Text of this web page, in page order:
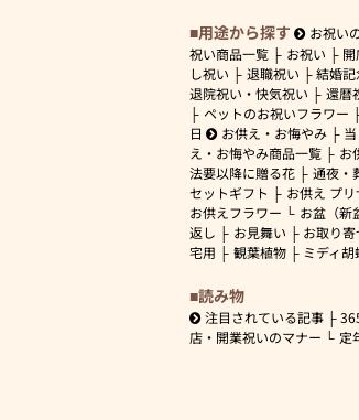
用途から探す お祝い
祝い商品一覧
お祝い
し祝い
退職祝い 結婚記
退院祝い・快気祝い
還暦
ペットのお祝いフラワー
日
お供え・お悔やみ
え・お悔やみ商品一覧
お
法要以降に贈る花
通夜・
セットギフト
お供え プ
お供えフラワー
お盆（新
返し
お見舞い お取り
宅用
観葉植物 ミディ胡
読み物
注目されている記事
店・開業祝いのマナー
定